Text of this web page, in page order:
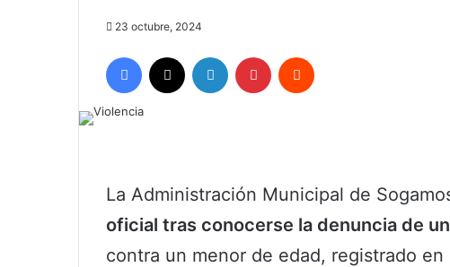
23 octubre, 2024
Facebook LinkedIn Pinterest
La Administración Municipal de
oficial tras conocerse la denuncia de
contra un menor de edad, registrado